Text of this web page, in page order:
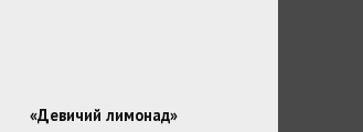
«Девичий лимонад»